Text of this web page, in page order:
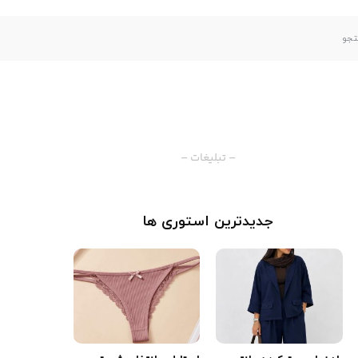
– تبلیغات –
جدیدترین استوری ها